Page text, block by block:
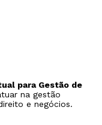
para Gestão de
na gestão
e negócios.